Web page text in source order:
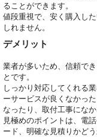
ることができます。
値段重視で、安く購入し
しれません。
デメリット
業者が多いため、信頼で
とです。
しっかり対応してくれる
ーサービスが良くなかっ
なったり、取付工事にな
見極めのポイントは、電
ード、明確な見積りかど